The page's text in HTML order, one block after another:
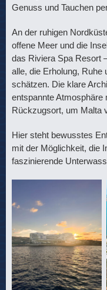
Genuss und Tauchen
An der ruhigen
offene Meer und die
das Riviera Spa Resort
alle, die Erholung, Ruhe
schätzen. Die klare
entspannte
Rückzugsort, um Malta
Hier steht bewusstes
mit der Möglichkeit, die
faszinierende